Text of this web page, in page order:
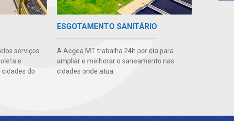
serviços
e
do
ESGOTAMENTO SANITÁRIO
A Aegea MT trabalha 24h por dia para
ampliar e melhorar o saneamento nas
cidades onde atua.